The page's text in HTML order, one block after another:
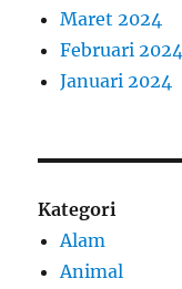
Maret 2024
Februari 2024
Januari 2024
Kategori
Alam
Animal